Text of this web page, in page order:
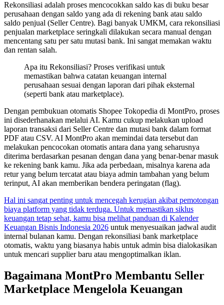
Rekonsiliasi adalah proses mencocokkan saldo kas di buku besar
perusahaan dengan saldo yang ada di rekening bank atau saldo
saldo penjual (Seller Centre). Bagi banyak UMKM, cara rekonsiliasi
penjualan marketplace seringkali dilakukan secara manual dengan
mencentang satu per satu mutasi bank. Ini sangat memakan waktu
dan rentan salah.
Apa itu Rekonsiliasi? Proses verifikasi untuk
memastikan bahwa catatan keuangan internal
perusahaan sesuai dengan laporan dari pihak eksternal
(seperti bank atau marketplace).
Dengan pembukuan otomatis Shopee Tokopedia di MontPro, proses
ini disederhanakan melalui AI. Kamu cukup melakukan upload
laporan transaksi dari Seller Centre dan mutasi bank dalam format
PDF atau CSV. AI MontPro akan memindai data tersebut dan
melakukan pencocokan otomatis antara dana yang seharusnya
diterima berdasarkan pesanan dengan dana yang benar-benar masuk
ke rekening bank kamu. Jika ada perbedaan, misalnya karena ada
retur yang belum tercatat atau biaya admin tambahan yang belum
terinput, AI akan memberikan bendera peringatan (flag).
Hal ini sangat penting untuk mencegah kerugian akibat pemotongan
biaya platform yang tidak terduga. Untuk memastikan siklus
keuangan tetap sehat, kamu bisa melihat panduan di Kalender
Keuangan Bisnis Indonesia 2026 untuk menyesuaikan jadwal audit
internal bulanan kamu. Dengan rekonsiliasi bank marketplace
otomatis, waktu yang biasanya habis untuk admin bisa dialokasikan
untuk mencari supplier baru atau mengoptimalkan iklan.
Bagaimana MontPro Membantu Seller
Marketplace Mengelola Keuangan